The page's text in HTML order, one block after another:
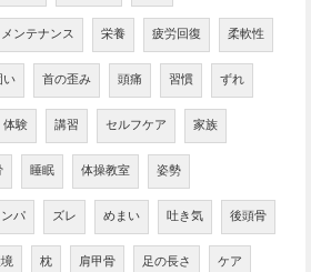
メンテナンス 栄養 疲労回復 柔軟性
い 首の歪み 頭痛 習慣 ずれ
体験 講習 セルフケア 家族
睡眠 体操教室 姿勢
パ ズレ めまい 吐き気 後頭骨
枕 肩甲骨 足の長さ ケア